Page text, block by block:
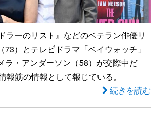
ラーのリスト』などのベテラン俳優リ
73）とテレビドラマ「ベイウォッチ」
ラ・アンダーソン（58）が交際中だ
報筋の情報として報じている。
続きを読む